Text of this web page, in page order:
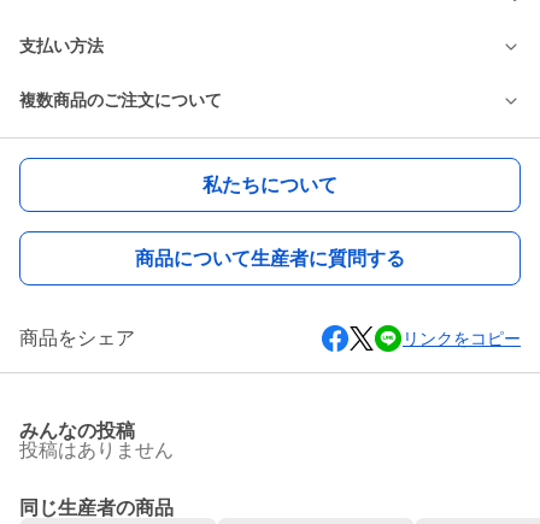
支払い方法
複数商品のご注文について
私たちについて
商品について生産者に質問する
商品をシェア リンクをコピー
みんなの投稿
投稿はありません
同じ生産者の商品